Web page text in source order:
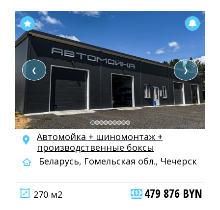
❮ ❯
Автомойка + шиномонтаж +
производственные боксы
Беларусь, Гомельская обл., Чечерск
270 м2 479 876 BYN